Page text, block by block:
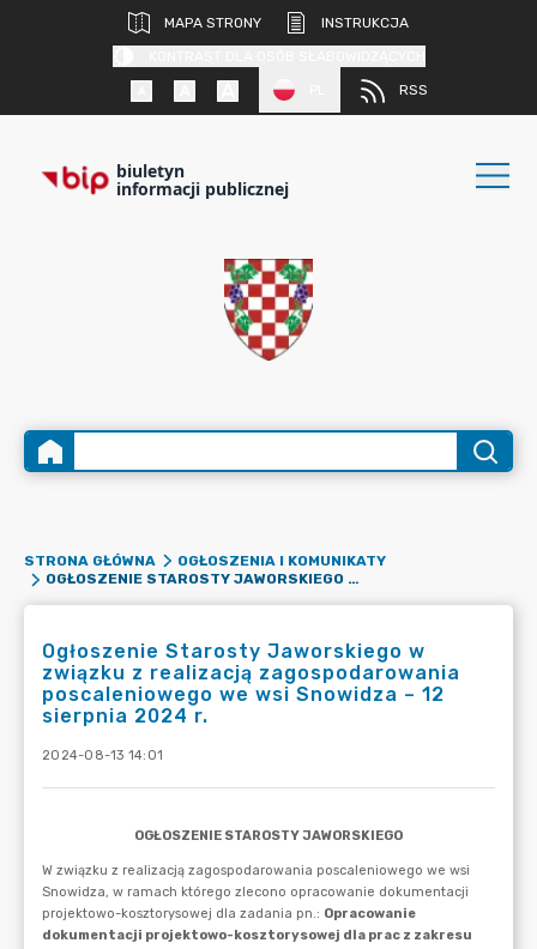
MAPA STRONY
INSTRUKCJA
RSS
biuletyn
informacji publicznej
STRONA GŁÓWNA
OGŁOSZENIA I KOMUNIKATY
OGŁOSZENIE STAROSTY JAWORSKIEGO W ZWIĄZKU Z REALIZACJĄ ZAGOSPODAROWANIA POSCALENIOWEGO WE WSI SNOWIDZA – 12 SIERPNIA 2024 R.
Ogłoszenie Starosty Jaworskiego w
związku z realizacją zagospodarowania
poscaleniowego we wsi Snowidza – 12
sierpnia 2024 r.
2024-08-13 14:01